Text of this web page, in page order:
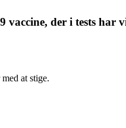
vaccine, der i tests har
at stige.